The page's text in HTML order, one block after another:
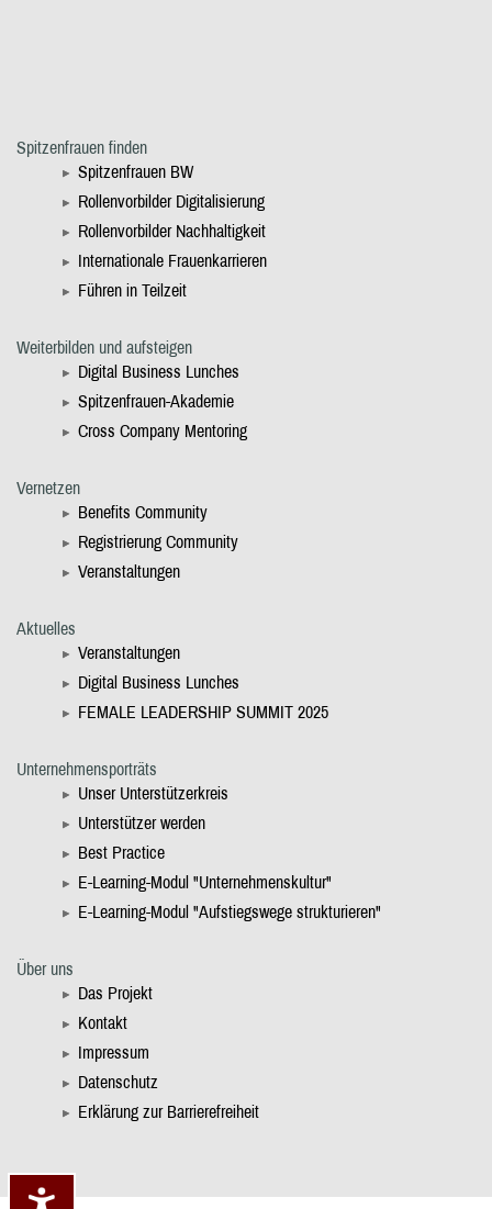
Spitzenfrauen finden
Spitzenfrauen BW
Rollenvorbilder Digitalisierung
Rollenvorbilder Nachhaltigkeit
Internationale Frauenkarrieren
Führen in Teilzeit
Weiterbilden und aufsteigen
Digital Business Lunches
Spitzenfrauen-Akademie
Cross Company Mentoring
Vernetzen
Benefits Community
Registrierung Community
Veranstaltungen
Aktuelles
Veranstaltungen
Digital Business Lunches
FEMALE LEADERSHIP SUMMIT 2025
Unternehmensporträts
Unser Unterstützerkreis
Unterstützer werden
Best Practice
E-Learning-Modul "Unternehmenskultur"
E-Learning-Modul "Aufstiegswege strukturieren"
Über uns
Das Projekt
Kontakt
Impressum
Datenschutz
Erklärung zur Barrierefreiheit